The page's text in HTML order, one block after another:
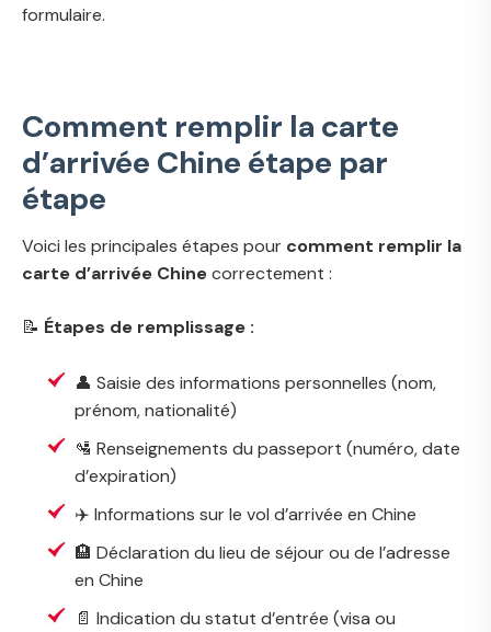
formulaire.
Comment remplir la carte
d’arrivée Chine étape par
étape
Voici les principales étapes pour comment remplir la
carte d’arrivée Chinecorrectement :
📝 Étapes de remplissage :
👤 Saisie des informations personnelles (nom,
prénom, nationalité)
🛂 Renseignements du passeport (numéro, date
d’expiration)
✈️ Informations sur le vol d’arrivée en Chine
🏨 Déclaration du lieu de séjour ou de l’adresse
en Chine
📄 Indication du statut d’entrée (visa ou